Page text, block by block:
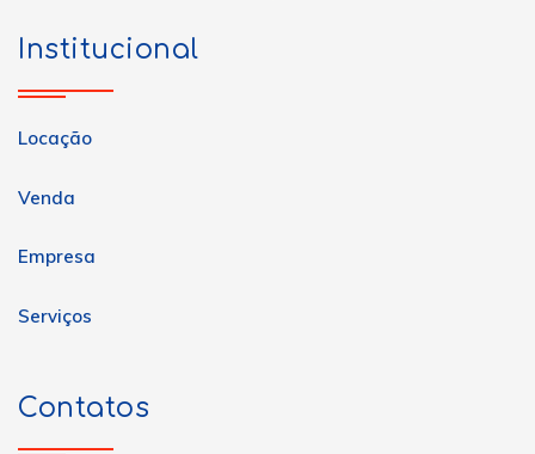
Institucional
Locação
Venda
Empresa
Serviços
Contatos